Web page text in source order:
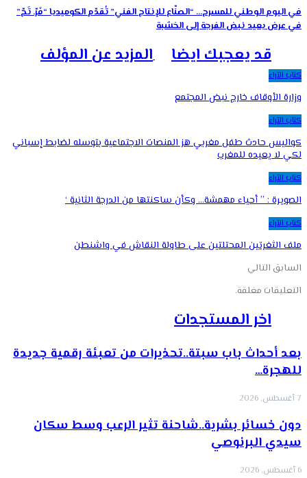
في اليوم الوطني للمسرح… “الصنّاع للإنتاج الفني” تُقدّم الكوميديا “فَرّ. تَحّ”
في عرض يعيد نبض الفرجة إلى الخشبة
قد يعجبك ايضا المزيد عن المؤلف
كتاب الآراء
وزارة الأوقاف خارج نبض المجتمع
كتاب الآراء
كواليس حادث طفل مغربي هز المنصات الاجتماعية بتوسله لضابط إسباني
لكي لا يعيده للمغرب
كتاب الآراء
الصويرة : ” أحياء مهمشة… وكأن ساكنتها من الدرجة الثانية ‘
كتاب الآراء
ملف الثغرتين المحتلتين على طاولة النقاش في واشنطن
السابق التالي
التعليقات مغلقة.
اخر المستجدات
بعد أحداث باب سبتة..تحذيرات من تعبئة رقمية جديدة
للهجرة…
7 أغسطس, 2026
دون خسائر بشرية..شاحنة تثير الرعب وسط سكان
سيدي البرنوصي
6 أغسطس, 2026